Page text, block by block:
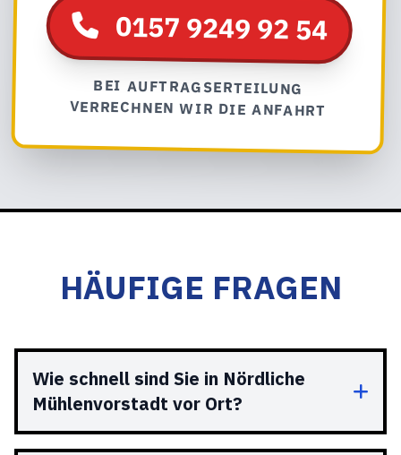
0157 9249 92 54
BEI AUFTRAGSERTEILUNG
VERRECHNEN WIR DIE ANFAHRT
HÄUFIGE FRAGEN
Wie schnell sind Sie in Nördliche
Mühlenvorstadt vor Ort?